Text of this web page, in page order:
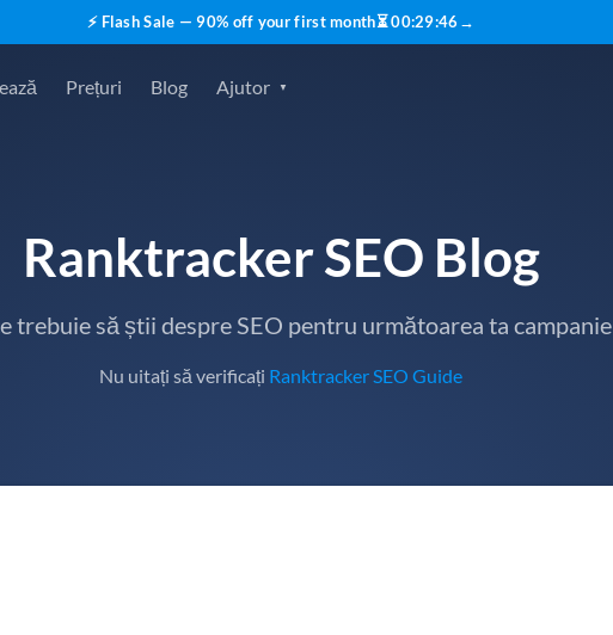
⚡ Flash Sale — 90% off your first month⏳00:29:45 →
Prețuri Blog Ajutor
Ranktracker SEO Blog
trebuie să știi despre SEO pentru următoarea ta campanie
Nu uitați să verificați Ranktracker SEO Guide